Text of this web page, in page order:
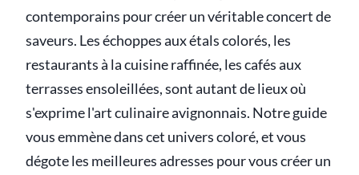
contemporains pour créer un véritable concert de
saveurs. Les échoppes aux étals colorés, les
restaurants à la cuisine raffinée, les cafés aux
terrasses ensoleillées, sont autant de lieux où
s'exprime l'art culinaire avignonnais. Notre guide
vous emmène dans cet univers coloré, et vous
dégote les meilleures adresses pour vous créer un